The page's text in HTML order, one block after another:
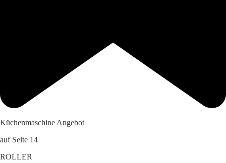
Küchenmaschine Angebot
auf Seite 14
ROLLER